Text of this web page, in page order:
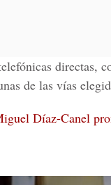
directas,
de las vías
Díaz-Canel